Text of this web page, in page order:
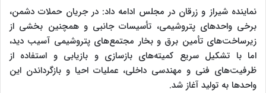
نماینده شیراز و زرقان در مجلس ادامه داد: در جریان حملات دشمن،
برخی واحدهای پتروشیمی، تأسیسات جانبی و همچنین بخشی از
زیرساخت‌های تأمین برق و بخار مجتمع‌های پتروشیمی آسیب دید،
اما با تشکیل سریع کمیته‌های بازسازی و بازیابی و استفاده از
ظرفیت‌های فنی و مهندسی داخلی، عملیات احیا و بازگرداندن این
واحدها به تولید آغاز شد.